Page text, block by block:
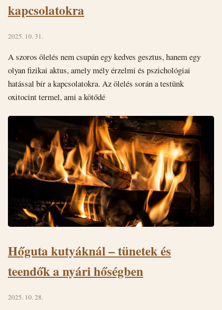
kapcsolatokra
2025. 10. 31.
A szoros ölelés nem csupán egy kedves gesztus, hanem egy
olyan fizikai aktus, amely mély érzelmi és pszichológiai
hatással bír a kapcsolatokra. Az ölelés során a testünk
oxitocint termel, ami a kötődé
Hőguta kutyáknál – tünetek és
teendők a nyári hőségben
2025. 10. 28.